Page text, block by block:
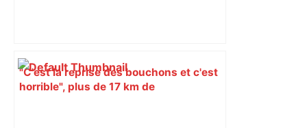
"C'est la reprise des bouchons et c'est
horrible", plus de 17 km de